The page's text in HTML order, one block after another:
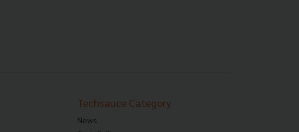
Techsauce Category
News